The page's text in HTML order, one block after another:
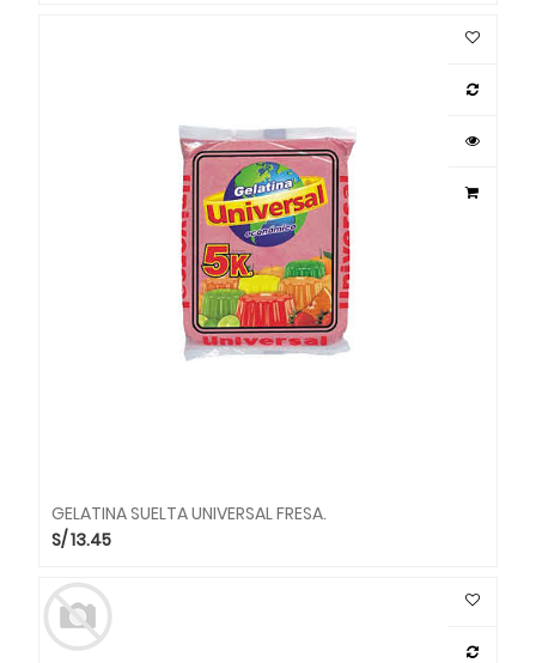
GELATINA SUELTA UNIVERSAL FRESA.
S/13.45